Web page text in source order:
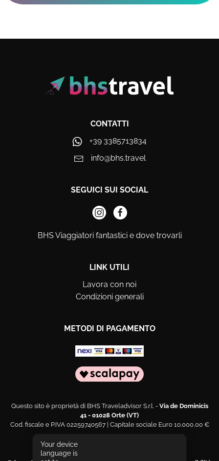
CONTATTI
+39 3385713834
info@bhs.travel
SEGUICI SUI SOCIAL
BHS Viaggiatori fantastici e dove trovarli
LINK UTILI
Lavora con noi
Condizioni generali
METODI DI PAGAMENTO
Questo sito è proprietà di BHS Traveladvisor S.r.l. - Via de Dominicis
41 - 01028 Orte (VT)
Cod. fiscale e P.IVA 02259740567 | Capitale sociale Euro 10.000,00 €
Web engineering and design by
Your device
language is